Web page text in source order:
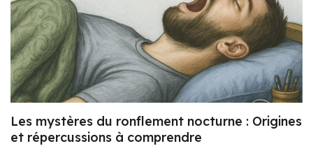
Les mystères du ronflement nocturne : Origines
et répercussions à comprendre